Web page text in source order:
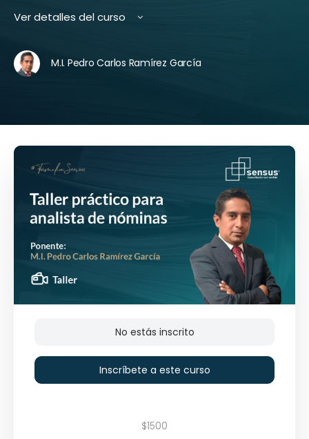
Ver detalles del curso
M.I. Pedro Carlos Ramírez García
No estás inscrito
Inscríbete a este curso
$1500